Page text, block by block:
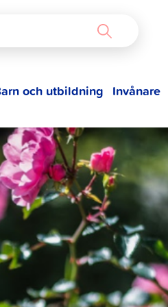
och utbildning Invånare